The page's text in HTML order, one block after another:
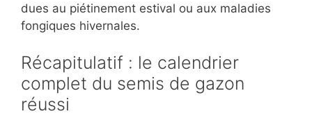
dues au piétinement estival ou aux maladies
fongiques hivernales.
Récapitulatif : le calendrier
complet du semis de gazon
réussi